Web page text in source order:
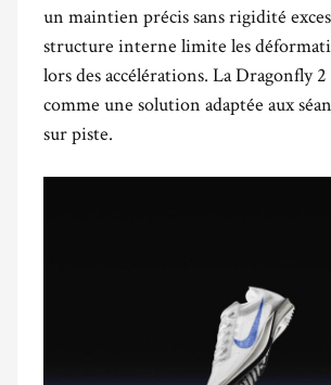
un maintien précis sans rigidité
structure interne limite les
lors des accélérations. La Dragonfly
comme une solution adaptée aux
sur piste.